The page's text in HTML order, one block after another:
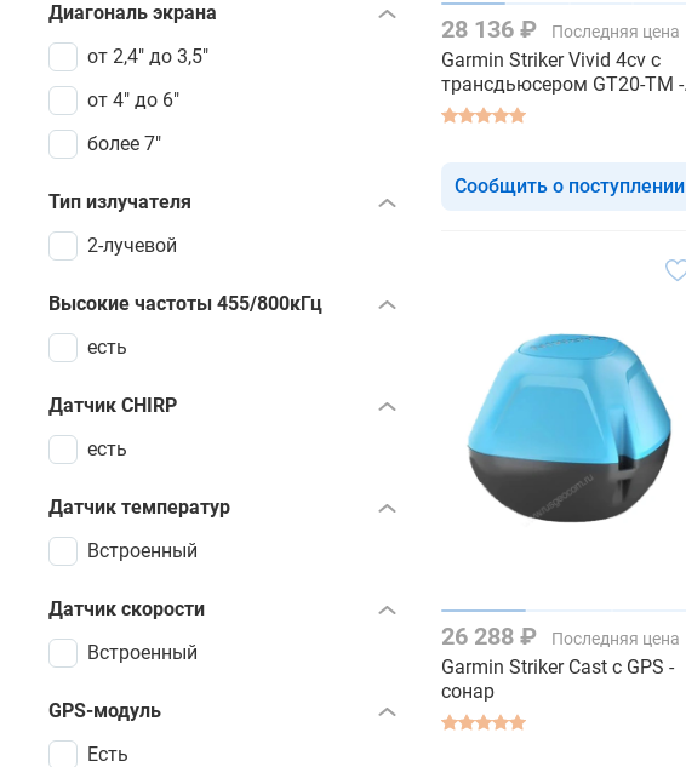
Диагональ экрана
от 2,4" до 3,5"
от 4" до 6"
более 7"
Тип излучателя
2-лучевой
Высокие частоты 455/800кГц
есть
Датчик CHIRP
есть
Датчик температур
Встроенный
Датчик скорости
Встроенный
GPS-модуль
Есть
28 136 ₽ Последняя цена
Garmin Striker Vivid 4cv с
трансдьюсером GT20-TM -
эхолот
Сообщить о поступлении
26 288 ₽ Последняя цена
Garmin Striker Cast с GPS -
сонар